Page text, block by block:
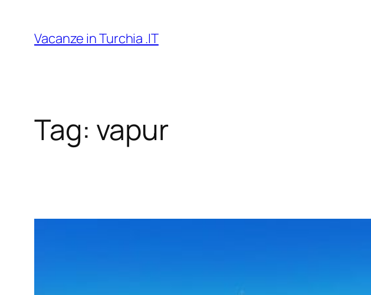
contenuto
Vacanze in Turchia .IT
Tag: vapur